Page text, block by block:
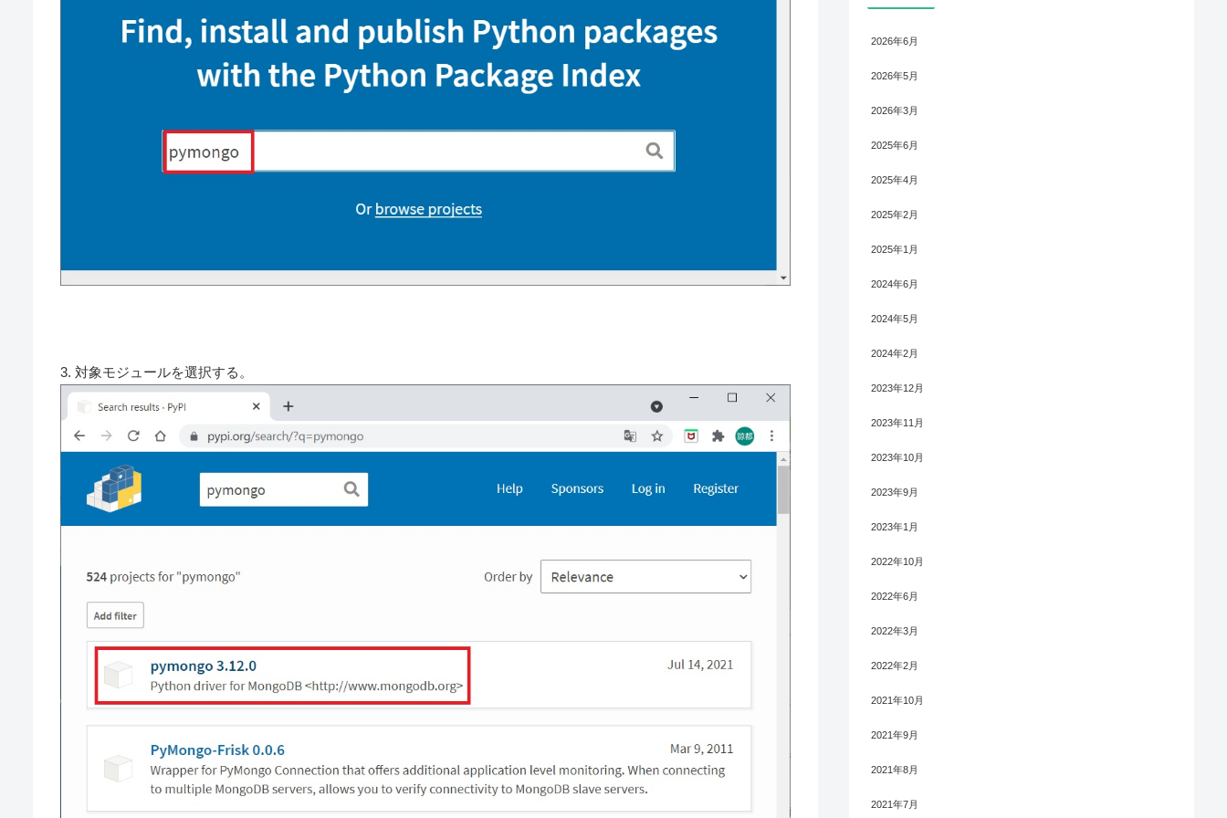
3. 対象モジュールを選択する。
2026年6月
2026年5月
2026年3月
2025年6月
2025年4月
2025年2月
2025年1月
2024年6月
2024年5月
2024年2月
2023年12月
2023年11月
2023年10月
2023年9月
2023年1月
2022年10月
2022年6月
2022年3月
2022年2月
2021年10月
2021年9月
2021年8月
2021年7月